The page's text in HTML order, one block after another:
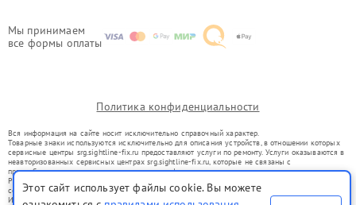
Мы принимаем
все формы оплаты
Политика конфиденциальности
Вся информация на сайте носит исключительно справочный характер.
Товарные знаки используются исключительно для описания устройств, в отношении которых
сервисные центры srg.sightline-fix.ru предоставляют услуги по ремонту. Услуги оказываются в
неавторизованных сервисных центрах srg.sightline-fix.ru, которые не связаны с
правообладателями товарных знаков или их официальными представителями.
Ремонт осуществляется для устройств, уже введенных в гражданский оборот в соответствии
со статьей 1487 ГК РФ.
Использование товарных знаков не преследует цели индивидуализации услуг или введения
Этот сайт использует файлы cookie. Вы можете